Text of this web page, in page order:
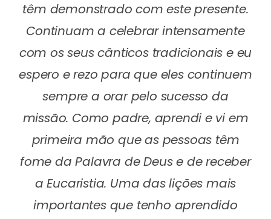
têm demonstrado com este presente.
Continuam a celebrar intensamente
com os seus cânticos tradicionais e eu
espero e rezo para que eles continuem
sempre a orar pelo sucesso da
missão. Como padre, aprendi e vi em
primeira mão que as pessoas têm
fome da Palavra de Deus e de receber
a Eucaristia. Uma das lições mais
importantes que tenho aprendido